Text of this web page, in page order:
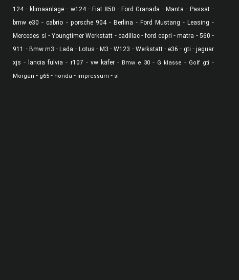
124-klimaanlage - w124- Fiat 850 - Ford Granada - Manta - Passat-
bmw e30 -cabrio - porsche 904- Berlina - Ford Mustang - Leasing -
Mercedes sl -Youngtimer Werkstatt - cadillac-ford capri -matra - 560 -
911 - Bmw m3 -Lada - Lotus -M3 -W123 - Werkstatt-e36 - gti -jaguar
xjs - lancia fulvia - r107 - vw käfer- Bmw e 30- G klasse - Golf gti -
Morgan - g65 - honda - impressum - sl